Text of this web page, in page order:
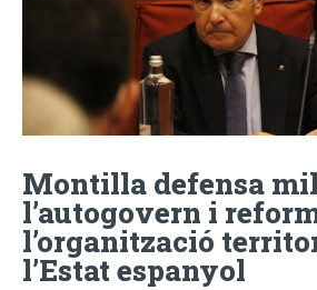
Montilla defensa
l’autogovern i
l’organització
l’Estat espanyol